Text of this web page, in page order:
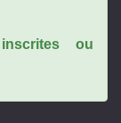
ou